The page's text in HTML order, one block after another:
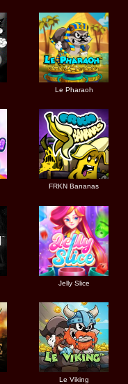
Le Pharaoh
FRKN Bananas
Jelly Slice
Le Viking